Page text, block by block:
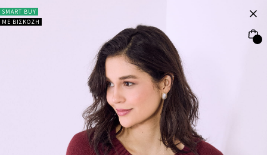
SMART BUY
ΜΕ ΒΙΣΚΟΖΗ